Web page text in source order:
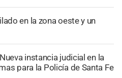
en la zona oeste y un
Nueva instancia judicial en la
para la Policía de Santa Fe